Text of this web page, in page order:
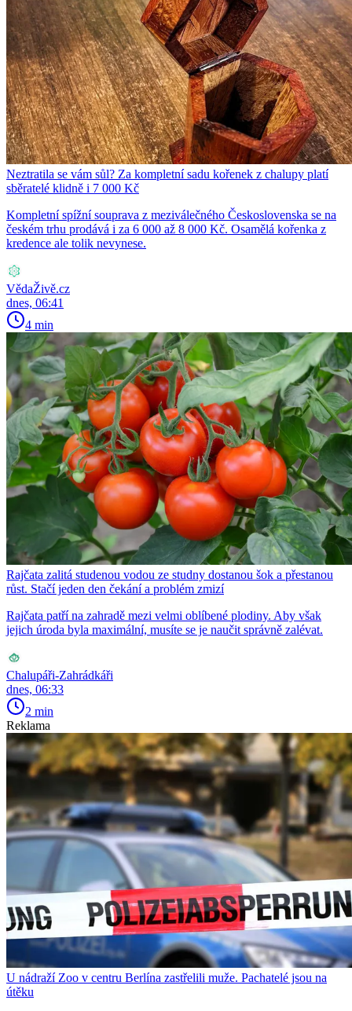
Neztratila se vám sůl? Za kompletní sadu kořenek z chalupy platí
sběratelé klidně i 7 000 Kč
Kompletní spížní souprava z meziválečného Československa se na
českém trhu prodává i za 6 000 až 8 000 Kč. Osamělá kořenka z
kredence ale tolik nevynese.
VědaŽivě.cz
dnes, 06:41
4 min
Rajčata zalitá studenou vodou ze studny dostanou šok a přestanou
růst. Stačí jeden den čekání a problém zmizí
Rajčata patří na zahradě mezi velmi oblíbené plodiny. Aby však
jejich úroda byla maximální, musíte se je naučit správně zalévat.
Chalupáři-Zahrádkáři
dnes, 06:33
2 min
Reklama
U nádraží Zoo v centru Berlína zastřelili muže. Pachatelé jsou na
útěku